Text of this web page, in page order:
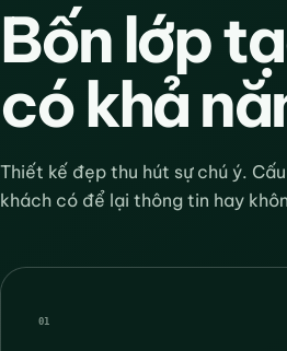
Bốn lớp
có khả
Thiết kế đẹp thu hút sự chú ý.
khách có để lại thông tin hay
01